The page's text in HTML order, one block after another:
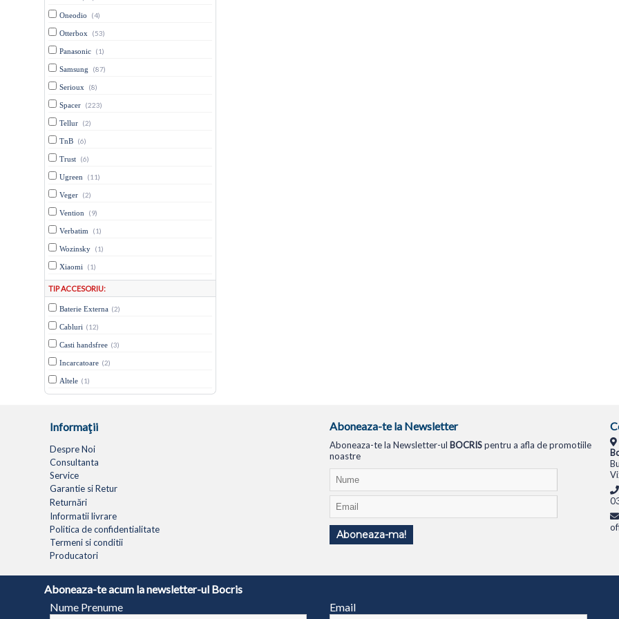
Aboneaza-te acum la newsletter-ul Bocris
Nume Prenume
Email
Oneodio (4)
Otterbox (53)
Panasonic (1)
Samsung (87)
Serioux (8)
Spacer (223)
Tellur (2)
TnB (6)
Trust (6)
Ugreen (11)
Veger (2)
Vention (9)
Verbatim (1)
Wozinsky (1)
Xiaomi (1)
TIP ACCESORIU:
Baterie Externa (2)
Cabluri (12)
Casti handsfree (3)
Incarcatoare (2)
Altele (1)
Informaţii
Despre Noi
Consultanta
Service
Garantie si Retur
Returnări
Informatii livrare
Politica de confidentialitate
Termeni si conditii
Producatori
Aboneaza-te la Newsletter
Aboneaza-te la Newsletter-ul BOCRISpentru a afla de promotiile
noastre
Aboneaza-ma!
LAPTOPURI NETBOOK TABLETE MULTIFUNCTIONALE SISTEME PC MONITOARE TELEVIZOARE ROUTERE SWITCH-URI APARATE FOTO
© 1994 - 2026 BOCRIS SERV S.R.L. | CUI: RO6260085, REG. COM.: J29/2413/1994 ANPC